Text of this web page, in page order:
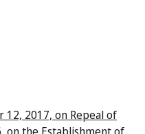
12, 2017, on Repeal of